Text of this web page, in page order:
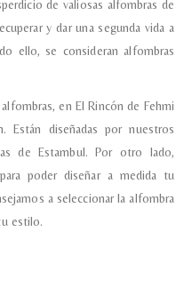
de valiosas alfombras de
y dar una segunda vida a
ello, se consideran alfombras
en El Rincón de Fehmi
Están diseñadas por nuestros
de Estambul. Por otro lado,
poder diseñar a medida tu
a seleccionar la alfombra
estilo.